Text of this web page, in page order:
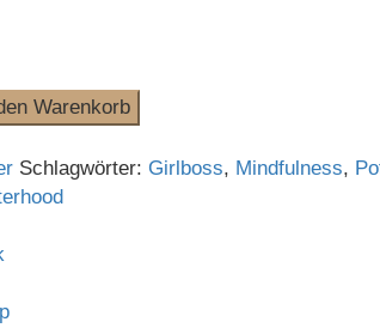
POSTER Menge
Warenkorb
Schlagwörter: Girlboss, Mindfulness,